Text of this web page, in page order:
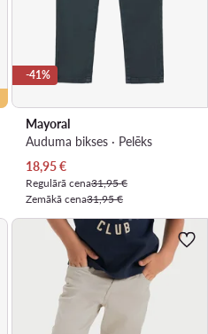
-41%
Mayoral
Auduma bikses · Pelēks
Pašreizējā cena
18,95€
Regulārā cena31,95 €
Zemākā cena31,95 €